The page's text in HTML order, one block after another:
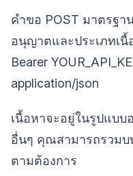
คำขอ POST มาตรฐา
อนุญาตและประเภทเ
Bearer
application/json
เนื้อหาจะอยู่ในรูปแบบ
อื่นๆ คุณสามารถรวมบ
ตามต้องการ